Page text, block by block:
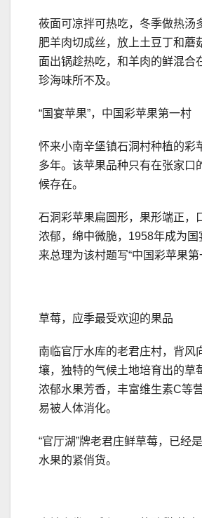
莜面可凉拌可热吃，冬季做热汤
肥羊肉切成丝，放上土豆丁和蘑
面出锅趁热吃，和羊肉的鲜混合
珍海味所不及。
“国宴苹果”，中国彩苹果第一村
怀来小南辛堡镇石洞村种植的彩
多年。该苹果品种只有在张家口
候存在。
石洞彩苹果扁圆形，果形端正，
浓郁，绵中微脆，1958年成为国
来总理为该村题写“中国彩苹果第
草莓，应季最受欢迎的果品
南临官厅水库的老君庄村，背风
壤，独特的气候土地培育出的草
浓郁水果芳香，丰富维生素C等
易被人体消化。
“官厅湖”牌老君庄鲜草莓，已经
水果的紧俏货。